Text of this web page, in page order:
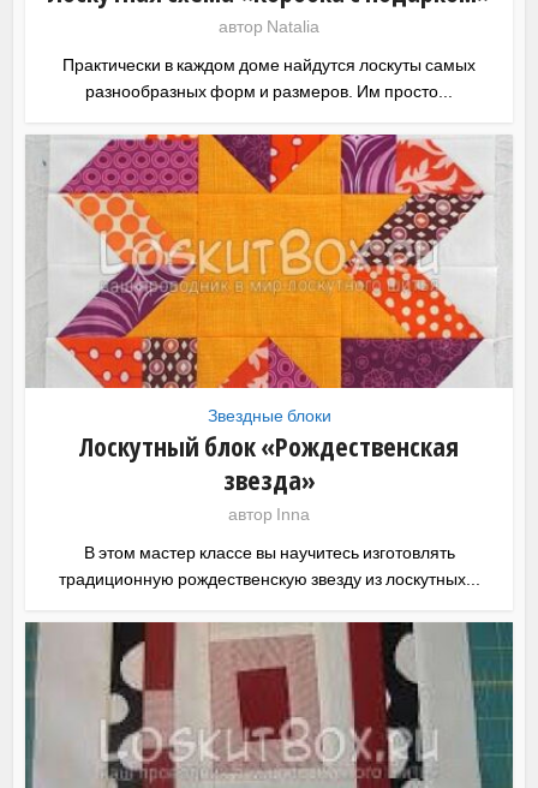
автор Natalia
Практически в каждом доме найдутся лоскуты самых
разнообразных форм и размеров. Им просто...
Звездные блоки
Лоскутный блок «Рождественская
звезда»
автор Inna
В этом мастер классе вы научитесь изготовлять
традиционную рождественскую звезду из лоскутных...